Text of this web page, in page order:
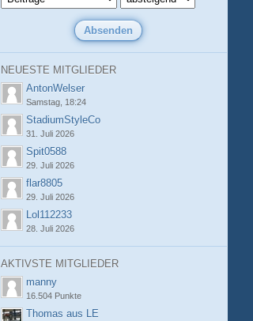
NEUESTE MITGLIEDER
AntonWelser
Samstag, 18:24
StadiumStyleCo
31. Juli 2026
Spit0588
29. Juli 2026
flar8805
29. Juli 2026
Lol112233
28. Juli 2026
AKTIVSTE MITGLIEDER
manny
16.504 Punkte
Thomas aus LE